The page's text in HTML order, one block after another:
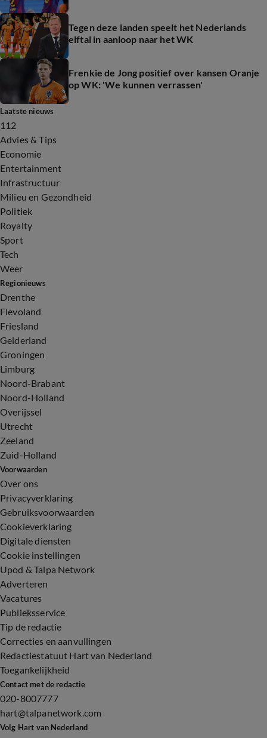
Tegen deze landen speelt het Nederlands
elftal in aanloop naar het WK
Frenkie de Jong positief over kansen Oranje
op WK: 'We kunnen verrassen'
Laatste nieuws
112
Advies & Tips
Economie
Entertainment
Infrastructuur
Milieu en Gezondheid
Politiek
Royalty
Sport
Tech
Weer
Regionieuws
Drenthe
Flevoland
Friesland
Gelderland
Groningen
Limburg
Noord-Brabant
Noord-Holland
Overijssel
Utrecht
Zeeland
Zuid-Holland
Voorwaarden
Over ons
Privacyverklaring
Gebruiksvoorwaarden
Cookieverklaring
Digitale diensten
Cookie instellingen
Upod & Talpa Network
Adverteren
Vacatures
Publieksservice
Tip de redactie
Correcties en aanvullingen
Redactiestatuut Hart van Nederland
Toegankelijkheid
Contact met de redactie
020-8007777
hart@talpanetwork.com
Volg Hart van Nederland